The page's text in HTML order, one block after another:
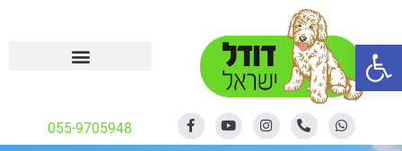
055-9705948
פתח סרגל נגישות